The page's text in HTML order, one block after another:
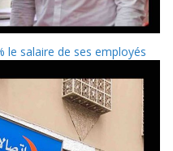
le salaire de ses employés